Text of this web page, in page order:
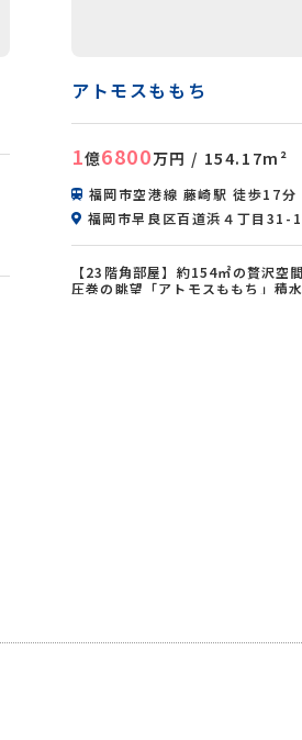
アトモスももち
1億6800万円 / 154.17m²
福岡市空港線 藤崎駅 徒歩17分
福岡市早良区百道浜４丁目31-
【23階角部屋】約154㎡の贅沢空
圧巻の眺望「アトモスももち」積